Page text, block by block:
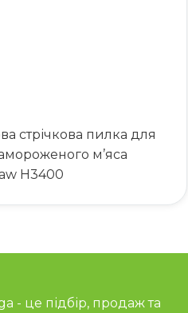
стрічкова пилка для
м’яса
H3400
- це підбір, продаж та